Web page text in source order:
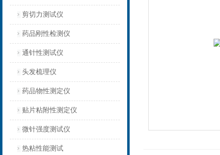
剪切力测试仪
药品刚性检测仪
通针性测试仪
头发梳理仪
药品物性测定仪
贴片粘附性测定仪
微针强度测试仪
热粘性能测试